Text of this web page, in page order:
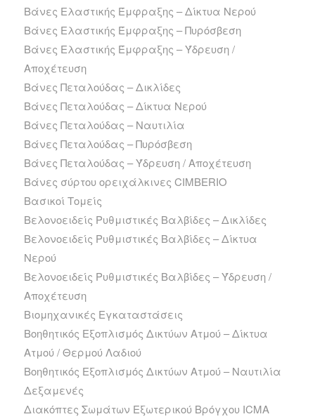
Βάνες Ελαστικής Έμφραξης – Δίκτυα Νερού
Βάνες Ελαστικής Έμφραξης – Πυρόσβεση
Βάνες Ελαστικής Έμφραξης – Ύδρευση /
Αποχέτευση
Βάνες Πεταλούδας – Δικλίδες
Βάνες Πεταλούδας – Δίκτυα Νερού
Βάνες Πεταλούδας – Ναυτιλία
Βάνες Πεταλούδας – Πυρόσβεση
Βάνες Πεταλούδας – Ύδρευση / Αποχέτευση
Βάνες σύρτου ορειχάλκινες CIMBERIO
Βασικοί Τομείς
Βελονοειδείς Ρυθμιστικές Βαλβίδες – Δικλίδες
Βελονοειδείς Ρυθμιστικές Βαλβίδες – Δίκτυα
Νερού
Βελονοειδείς Ρυθμιστικές Βαλβίδες – Ύδρευση /
Αποχέτευση
Βιομηχανικές Εγκαταστάσεις
Βοηθητικός Εξοπλισμός Δικτύων Ατμού – Δίκτυα
Ατμού / Θερμού Λαδιού
Βοηθητικός Εξοπλισμός Δικτύων Ατμού – Ναυτιλία
Δεξαμενές
Διακόπτες Σωμάτων Εξωτερικού Βρόγχου ICMA